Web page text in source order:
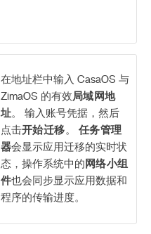
在地址栏中输入 CasaOS 与
ZimaOS 的有效 局域网地
址。 输入账号凭据，然后
点击开始迁移 。 任务管理
器会显示应用迁移的实时状
态，操作系统中的 网络小组
件也会同步显示应用数据和
程序的传输进度。